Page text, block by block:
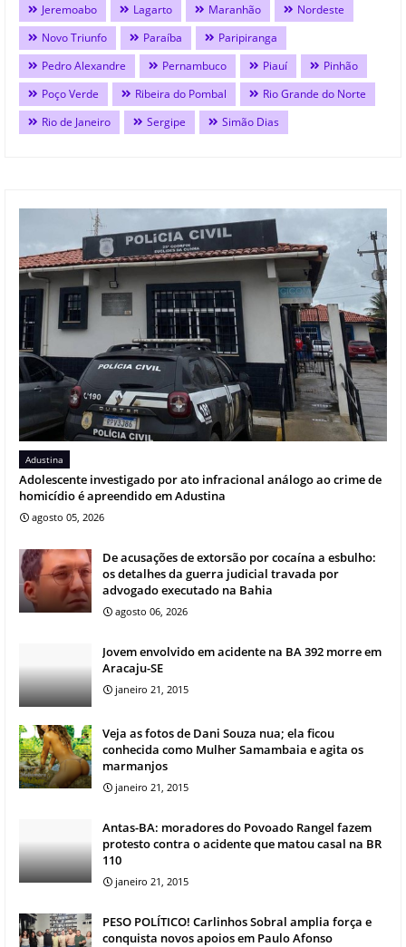
Jeremoabo
Lagarto Maranhão
Nordeste
Novo Triunfo
Paraíba
Paripiranga
Pedro Alexandre
Pernambuco Piauí
Pinhão
Poço Verde
Ribeira do Pombal
Rio Grande do Norte
Rio de Janeiro
Sergipe Simão Dias
Adustina
Adolescente investigado por ato infracional análogo ao crime de
homicídio é apreendido em Adustina
agosto 05, 2026
De acusações de extorsão por cocaína a esbulho:
os detalhes da guerra judicial travada por
advogado executado na Bahia
agosto 06, 2026
Jovem envolvido em acidente na BA 392 morre em
Aracaju-SE
janeiro 21, 2015
Veja as fotos de Dani Souza nua; ela ficou
conhecida como Mulher Samambaia e agita os
marmanjos
janeiro 21, 2015
Antas-BA: moradores do Povoado Rangel fazem
protesto contra o acidente que matou casal na BR
110
janeiro 21, 2015
PESO POLÍTICO! Carlinhos Sobral amplia força e
conquista novos apoios em Paulo Afonso